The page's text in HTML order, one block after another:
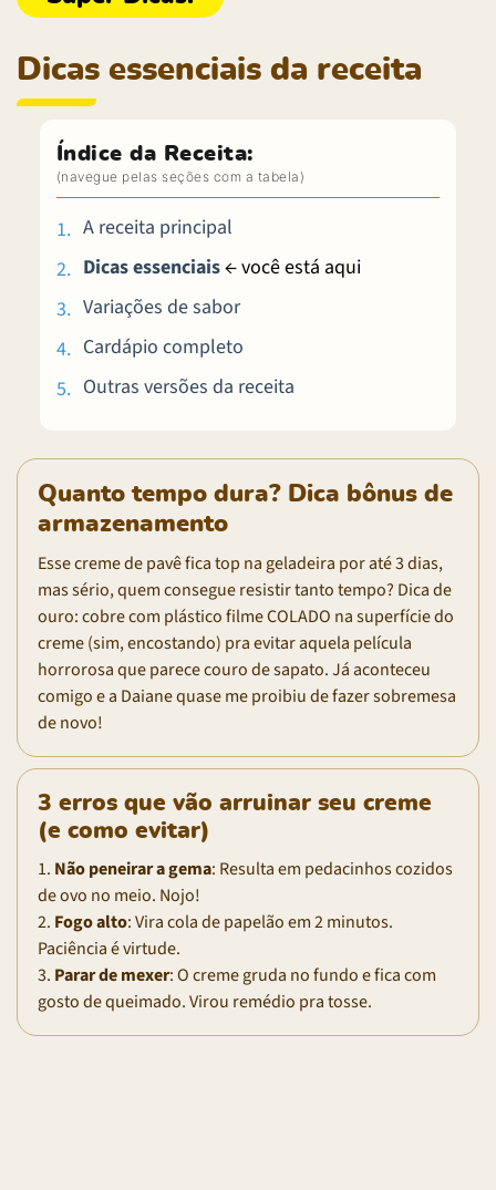
Dicas essenciais da receita
Índice da Receita:
A receita principal
Dicas essenciais← você está aqui
Variações de sabor
Cardápio completo
Outras versões da receita
Quanto tempo dura? Dica bônus de
armazenamento
Esse creme de pavê fica top na geladeira por até 3 dias,
mas sério, quem consegue resistir tanto tempo? Dica de
ouro: cobre com plástico filme COLADO na superfície do
creme (sim, encostando) pra evitar aquela película
horrorosa que parece couro de sapato. Já aconteceu
comigo e a Daiane quase me proibiu de fazer sobremesa
de novo!
3 erros que vão arruinar seu creme
(e como evitar)
1. Não peneirar a gema: Resulta em pedacinhos cozidos
de ovo no meio. Nojo!
2. Fogo alto: Vira cola de papelão em 2 minutos.
Paciência é virtude.
3. Parar de mexer: O creme gruda no fundo e fica com
gosto de queimado. Virou remédio pra tosse.